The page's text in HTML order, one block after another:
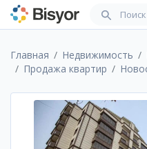
Главная Недвижимость
Продажа квартир